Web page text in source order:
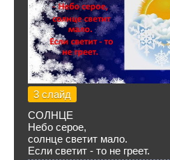
3 слайд
СОЛНЦЕ
Небо серое,
солнце светит мало.
Если светит - то не греет.